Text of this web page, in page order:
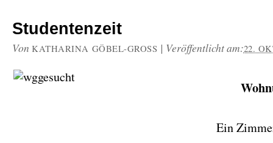
Studentenzeit
Von KATHARINA GÖBEL-GROSS | Veröffentlicht am:22.
Ein